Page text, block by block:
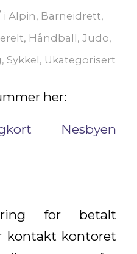
i Alpin, Barneidrett,
, Håndball, Judo,
,Sykkel, Ukategorisert
her:
Nesbyen
for betalt
kontakt kontoret